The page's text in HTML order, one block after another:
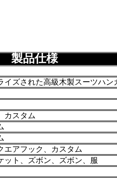
製品仕様
イズされた高級木製スーツハン
カスタム
エアフック、カスタム
ット、ズボン、ズボン、服